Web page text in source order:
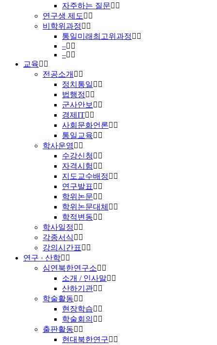
자주하는 질문
연구생 제도
비학위과정
통일미래최고위과정
–
–
교육
전공소개
정치통일
법행정
군사안보
경제IT
사회문화언론
통일교육
학사운영
수강신청
자격시험
지도교수배정
연구발표
학위논문
학위논문대체
학적변동
학사일정
각종서식
강의시간표
연구 · 산학
심연북한연구소
소개 / 인사말
산하기관
학술활동
현장학습
학술회의
출판활동
현대북한연구